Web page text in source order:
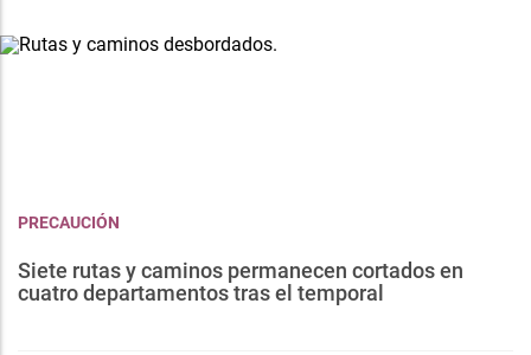
PRECAUCIÓN
Siete rutas y caminos permanecen cortados en
cuatro departamentos tras el temporal